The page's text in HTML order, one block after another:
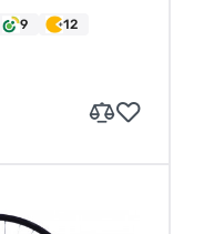
9 12